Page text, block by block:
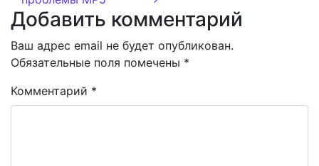
Добавить комментарий
Ваш адрес email не будет опубликован.
Обязательные поля помечены *
Комментарий *